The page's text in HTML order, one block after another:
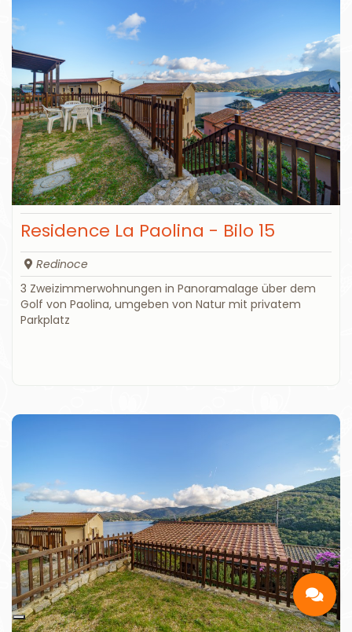
Residence La Paolina - Bilo 15
Redinoce
3 Zweizimmerwohnungen in Panoramalage über dem
Golf von Paolina, umgeben von Natur mit privatem
Parkplatz